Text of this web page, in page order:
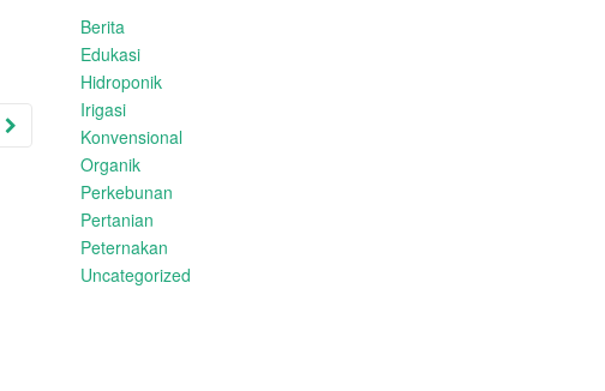
Berita
Edukasi
Hidroponik
Irigasi
Konvensional
Organik
Perkebunan
Pertanian
Peternakan
Uncategorized